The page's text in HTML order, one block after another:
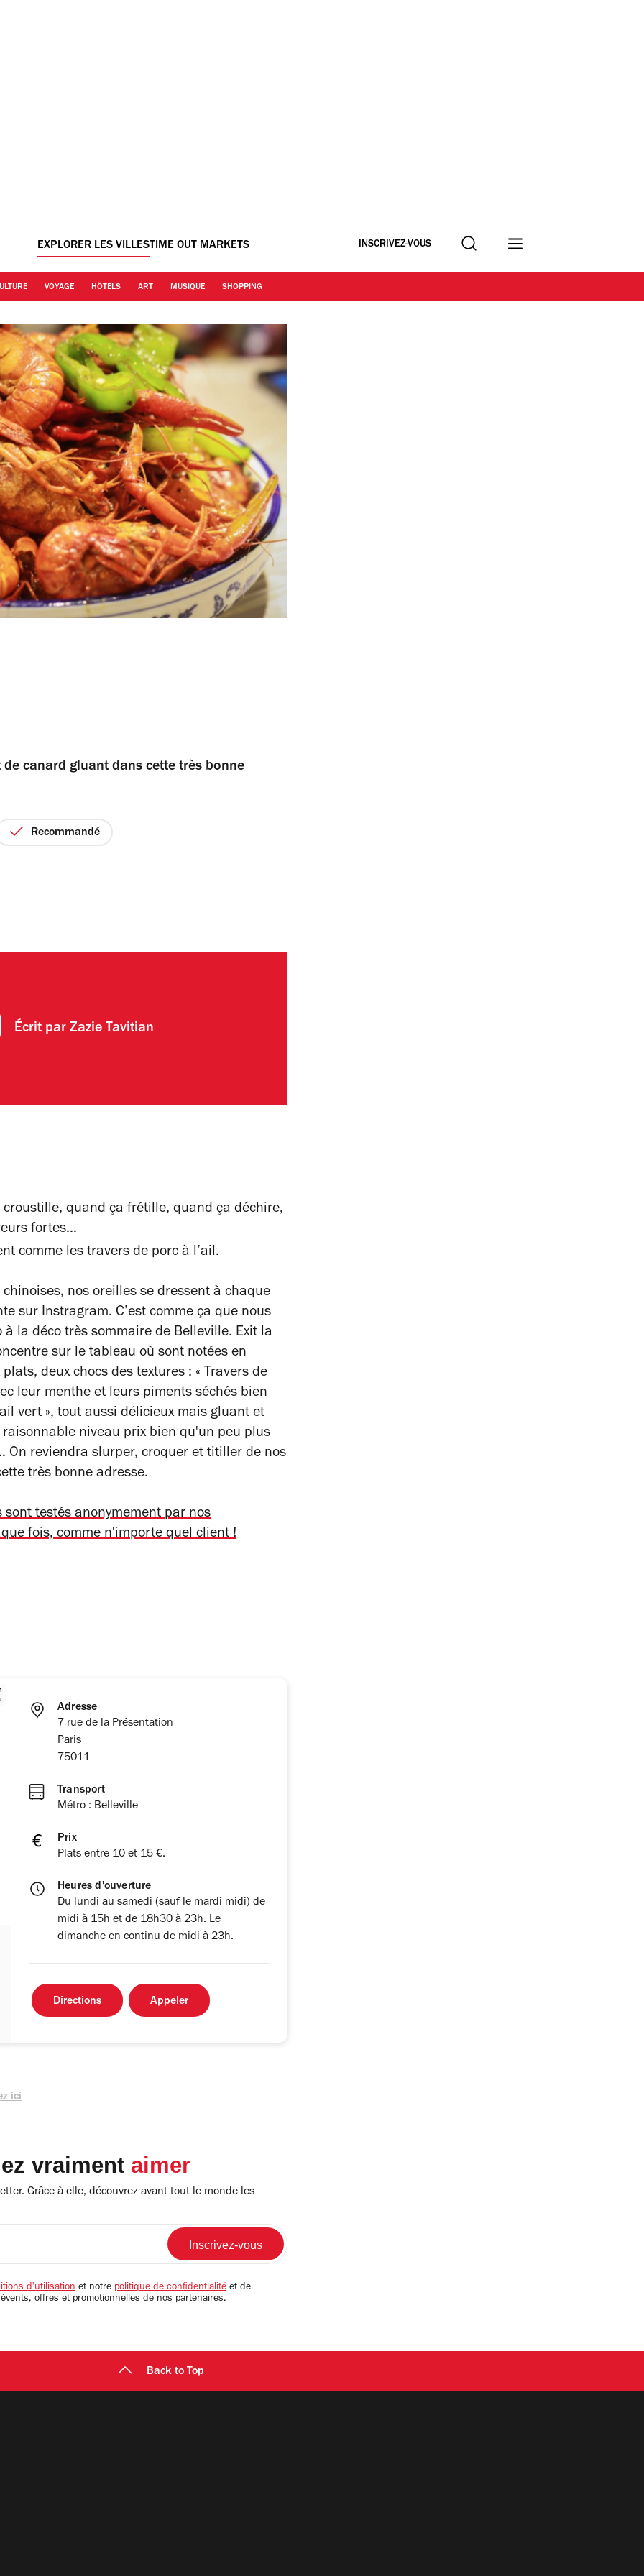
EXPLORER LES VILLESTIME OUT MARKETS INSCRIVEZ-VOUS Recherche
VOYAGE HÔTELS ART MUSIQUE SHOPPING
canard gluant dans cette très bonne
Recommandé
Écrit parZazie Tavitian
quand ça frétille, quand ça déchire,
fortes…
comme les travers de porc à l’ail.
nos oreilles se dressent à chaque
sur Instragram. C’est comme ça que nous
la déco très sommaire de Belleville. Exit la
sur le tableau où sont notées en
deux chocs des textures : « Travers de
leur menthe et leurs piments séchés bien
vert », tout aussi délicieux mais gluant et
raisonnable niveau prix bien qu'un peu plus
reviendra slurper, croquer et titiller de nos
très bonne adresse.
sont testés anonymement par nos
fois, comme n'importe quel client !
Adresse
7 rue de la Présentation
Paris
75011
Transport
Métro : Belleville
Prix
Plats entre 10 et 15 €.
Heures d'ouverture
Du lundi au samedi (sauf le mardi midi) de
midi à 15h et de 18h30 à 23h. Le
dimanche en continu de midi à 23h.
Directions Appeler
ici
vraiment aimer
Grâce à elle, découvrez avant tout le monde les
d'utilisation et notre politique de confidentialité et de
offres et promotionnelles de nos partenaires.
Back to Top